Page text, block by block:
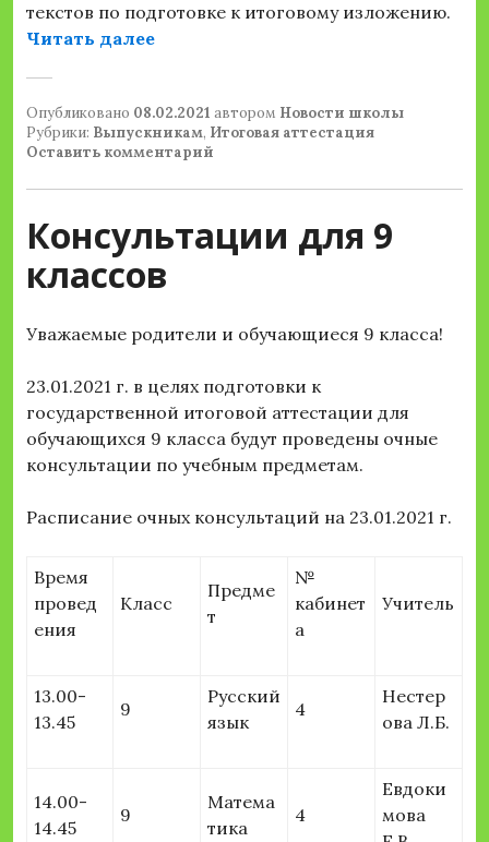
текстов по подготовке к итоговому изложению.
Читать далее«Навигатор ГИА»
Опубликовано 08.02.2021 автором Новости школы
Рубрики: Выпускникам, Итоговая аттестация
Оставить комментарий
Консультации для 9
классов
Уважаемые родители и обучающиеся 9 класса!
23.01.2021 г. в целях подготовки к
государственной итоговой аттестации для
обучающихся 9 класса будут проведены очные
консультации по учебным предметам.
Расписание очных консультаций на 23.01.2021 г.
Время
провед
ения
Класс
Предме
т
№
кабинет
а
Учитель
13.00-
13.45
9
Русский
язык
4
Нестер
ова Л.Б.
14.00-
14.45
9
Матема
тика
4
Евдоки
мова